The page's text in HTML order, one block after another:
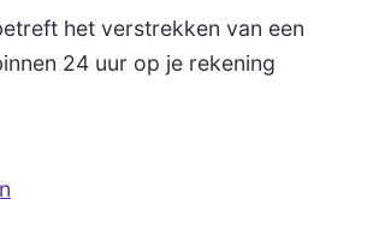
het verstrekken van een
24 uur op je rekening